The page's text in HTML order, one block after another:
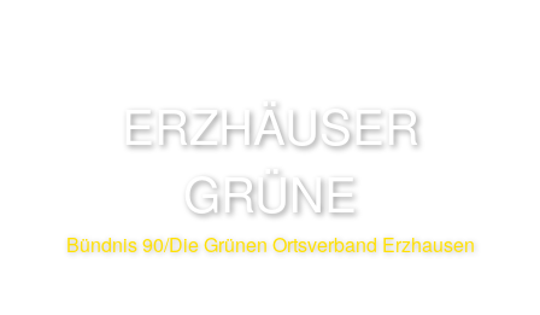
ERZHÄUSER
GRÜNE
Bündnis 90/Die Grünen Ortsverband Erzhausen